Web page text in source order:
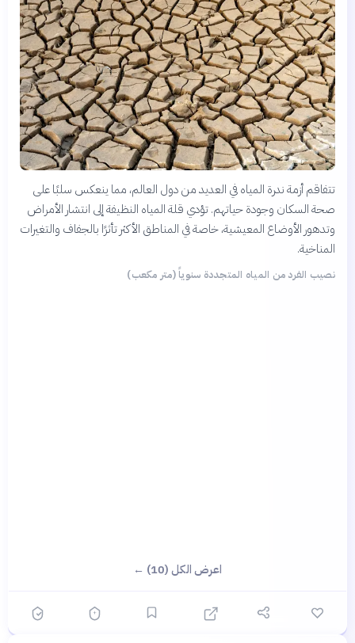
تتفاقم أزمة ندرة المياه في العديد من دول العالم، مما ينعكس سلبًا على
صحة السكان وجودة حياتهم. تؤدي قلة المياه النظيفة إلى انتشار الأمراض
وتدهور الأوضاع المعيشية، خاصة في المناطق الأكثر تأثرًا بالجفاف والتغيرات
المناخية.
نصيب الفرد من المياه المتجددة سنوياً (متر مكعب)
اعرض الكل (10) ←